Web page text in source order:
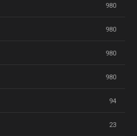
980
980
980
980
94
23